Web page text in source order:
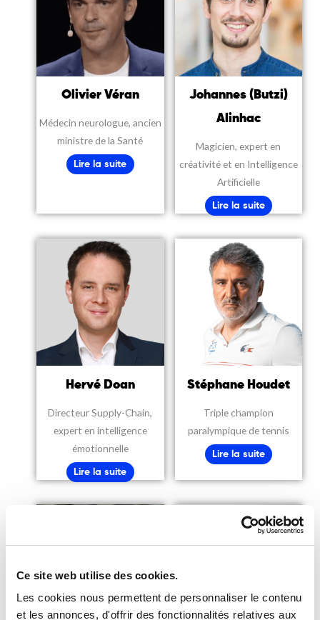
Ce site web utilise des cookies.
Les cookies nous permettent de personnaliser le contenu
et les annonces, d'offrir des fonctionnalités relatives aux
Olivier Véran
Médecin neurologue, ancien
ministre de la Santé
Lire la suite
Johannes (Butzi)
Alinhac
Magicien, expert en
créativité et en Intelligence
Artificielle
Lire la suite
Hervé Doan
Directeur Supply-Chain,
expert en intelligence
émotionnelle
Lire la suite
Stéphane Houdet
Triple champion
paralympique de tennis
Lire la suite